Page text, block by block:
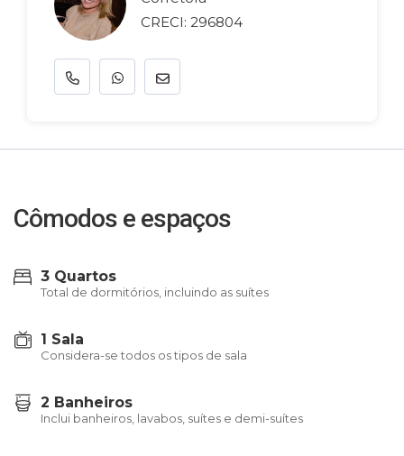
CRECI: 296804
Cômodos e espaços
3 Quartos
Total de dormitórios, incluindo as suítes
1 Sala
Considera-se todos os tipos de sala
2 Banheiros
Inclui banheiros, lavabos, suítes e demi-suítes